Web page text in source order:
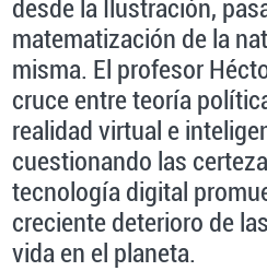
desde la Ilustración,
matematización de la
misma. El profesor
cruce entre teoría
realidad virtual e
cuestionando las
tecnología digital
creciente deterioro de
vida en el planeta.